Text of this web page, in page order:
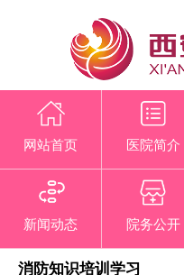
网站首页 医院简介
新闻动态 院务公开
消防知识培训学习